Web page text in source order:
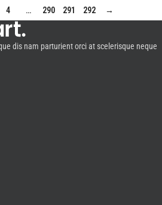
4 … 290 291 292 →
dis nam parturient orci at scelerisque neque